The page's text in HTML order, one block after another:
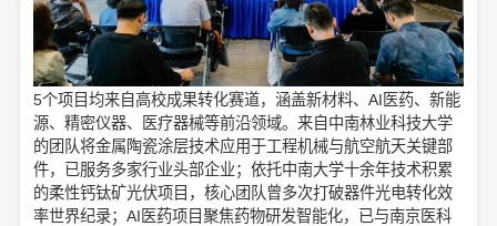
5个项目均来自高校成果转化赛道，涵盖新材料、AI医药、新能
源、精密仪器、医疗器械等前沿领域。来自中南林业科技大学
的团队将金属陶瓷涂层技术应用于工程机械与航空航天关键部
件，已服务多家行业头部企业；依托中南大学十余年技术积累
的柔性钙钛矿光伏项目，核心团队曾多次打破器件光电转化效
率世界纪录；AI医药项目聚焦药物研发智能化，已与南京医科